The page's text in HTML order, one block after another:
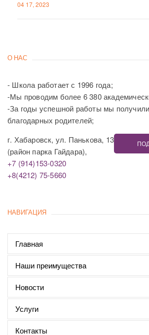
04 17, 2023
О НАС
- Школа работает с 1996 года;
-Мы проводим более 6 380
-За годы успешной работы мы
благодарных родителей;
г. Хабаровск, ул. Панькова, 13
(район парка Гайдара),
+7 (914)153-0320
+8(4212) 75-5660
НАВИГАЦИЯ
Главная
Наши преимущества
Новости
Услуги
Контакты